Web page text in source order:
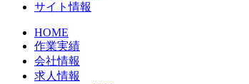
サイト情報
HOME
作業実績
会社情報
求人情報